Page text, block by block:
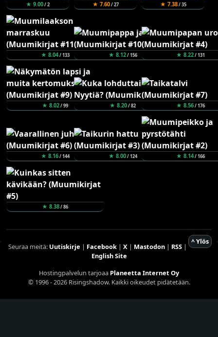
★ 9.00/ 2 ★ 7.60/ 27 ★ 7.38/ 35
★ 8.04/ 133 ★ 8.12/ 156 ★ 8.22/ 131
★ 8.02/ 99 ★ 8.20/ 82 ★ 8.56/ 176
★ 8.16/ 144 ★ 8.00/ 124 ★ 8.14/ 166
★ 8.38/ 86
^ Ylös
Seuraa meitä: Uutiskirje | Facebook| X| Mastodon| RSS|
English Site
Hostingpalvelun tarjoaa Planeetta Internet Oy
© 1996 - 2026 Risingshadow. Kaikki oikeudet pidätetään.